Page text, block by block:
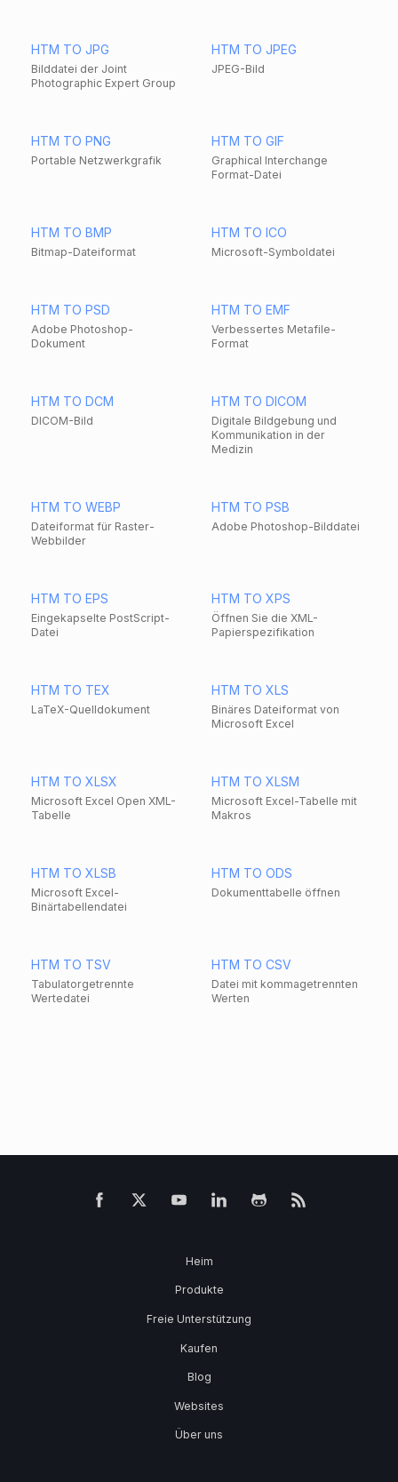
HTM TO JPG
Bilddatei der Joint
Photographic Expert Group
HTM TO JPEG
JPEG-Bild
HTM TO PNG
Portable Netzwerkgrafik
HTM TO GIF
Graphical Interchange
Format-Datei
HTM TO BMP
Bitmap-Dateiformat
HTM TO ICO
Microsoft-Symboldatei
HTM TO PSD
Adobe Photoshop-
Dokument
HTM TO EMF
Verbessertes Metafile-
Format
HTM TO DCM
DICOM-Bild
HTM TO DICOM
Digitale Bildgebung und
Kommunikation in der
Medizin
HTM TO WEBP
Dateiformat für Raster-
Webbilder
HTM TO PSB
Adobe Photoshop-Bilddatei
HTM TO EPS
Eingekapselte PostScript-
Datei
HTM TO XPS
Öffnen Sie die XML-
Papierspezifikation
HTM TO TEX
LaTeX-Quelldokument
HTM TO XLS
Binäres Dateiformat von
Microsoft Excel
HTM TO XLSX
Microsoft Excel Open XML-
Tabelle
HTM TO XLSM
Microsoft Excel-Tabelle mit
Makros
HTM TO XLSB
Microsoft Excel-
Binärtabellendatei
HTM TO ODS
Dokumenttabelle öffnen
HTM TO TSV
Tabulatorgetrennte
Wertedatei
HTM TO CSV
Datei mit kommagetrennten
Werten
Heim
Produkte
Freie Unterstützung
Kaufen
Blog
Websites
Über uns